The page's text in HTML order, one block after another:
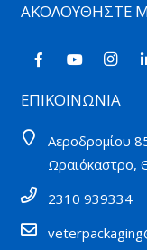
ΑΚΟΛΟΥΘΗΣΤΕ
ΕΠΙΚΟΙΝΩΝΙΑ
Αεροδρομίου
Ωραιόκαστρο,
2310 939334